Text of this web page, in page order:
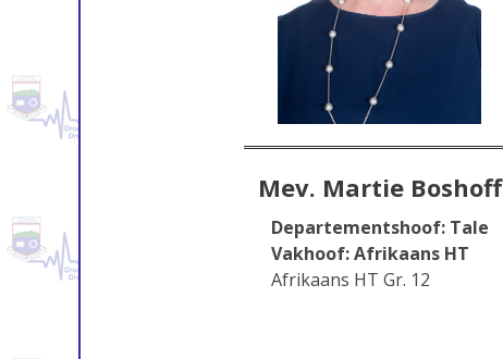
Mev. Martie Boshoff
Departementshoof: Tale
Vakhoof: Afrikaans HT
Afrikaans HT Gr. 12